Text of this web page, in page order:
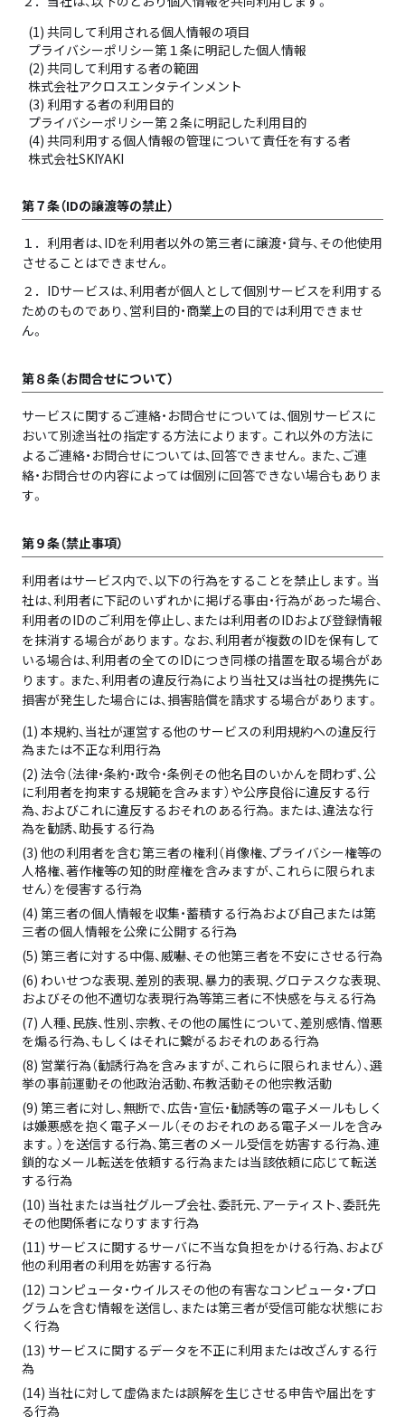
(1) 共同して利用される個人情報の項目
プライバシーポリシー第１条に明記した個人情報
(2) 共同して利用する者の範囲
株式会社アクロスエンタテインメント
(3) 利用する者の利用目的
プライバシーポリシー第２条に明記した利用目的
(4) 共同利用する個人情報の管理について責任を有する者
株式会社SKIYAKI
第７条（IDの譲渡等の禁止）
１． 利用者は、IDを利用者以外の第三者に譲渡・貸与、その他使用
させることはできません。
２． IDサービスは、利用者が個人として個別サービスを利用する
ためのものであり、営利目的・商業上の目的では利用できませ
ん。
第８条（お問合せについて）
サービスに関するご連絡・お問合せについては、個別サービスに
おいて別途当社の指定する方法によります。これ以外の方法に
よるご連絡・お問合せについては、回答できません。また、ご連
絡・お問合せの内容によっては個別に回答できない場合もありま
す。
第９条（禁止事項）
利用者はサービス内で、以下の行為をすることを禁止します。当
社は、利用者に下記のいずれかに掲げる事由・行為があった場合、
利用者のIDのご利用を停止し、または利用者のIDおよび登録情報
を抹消する場合があります。なお、利用者が複数のIDを保有して
いる場合は、利用者の全てのIDにつき同様の措置を取る場合があ
ります。また、利用者の違反行為により当社又は当社の提携先に
損害が発生した場合には、損害賠償を請求する場合があります。
(1) 本規約、当社が運営する他のサービスの利用規約への違反行
為または不正な利用行為
(2) 法令（法律・条約・政令・条例その他名目のいかんを問わず、公
に利用者を拘束する規範を含みます）や公序良俗に違反する行
為、およびこれに違反するおそれのある行為。または、違法な行
為を勧誘、助長する行為
(3) 他の利用者を含む第三者の権利（肖像権、プライバシー権等の
人格権、著作権等の知的財産権を含みますが、これらに限られま
せん）を侵害する行為
(4) 第三者の個人情報を収集・蓄積する行為および自己または第
三者の個人情報を公衆に公開する行為
(5) 第三者に対する中傷、威嚇、その他第三者を不安にさせる行為
(6) わいせつな表現、差別的表現、暴力的表現、グロテスクな表現、
およびその他不適切な表現行為等第三者に不快感を与える行為
(7) 人種、民族、性別、宗教、その他の属性について、差別感情、憎悪
を煽る行為、もしくはそれに繋がるおそれのある行為
(8) 営業行為（勧誘行為を含みますが、これらに限られません）、選
挙の事前運動その他政治活動、布教活動その他宗教活動
(9) 第三者に対し、無断で、広告・宣伝・勧誘等の電子メールもしく
は嫌悪感を抱く電子メール（そのおそれのある電子メールを含み
ます。）を送信する行為、第三者のメール受信を妨害する行為、連
鎖的なメール転送を依頼する行為または当該依頼に応じて転送
する行為
(10) 当社または当社グループ会社、委託元、アーティスト、委託先
その他関係者になりすます行為
(11) サービスに関するサーバに不当な負担をかける行為、および
他の利用者の利用を妨害する行為
(12) コンピュータ・ウイルスその他の有害なコンピュータ・プロ
グラムを含む情報を送信し、または第三者が受信可能な状態にお
く行為
(13) サービスに関するデータを不正に利用または改ざんする行
為
(14) 当社に対して虚偽または誤解を生じさせる申告や届出をす
る行為